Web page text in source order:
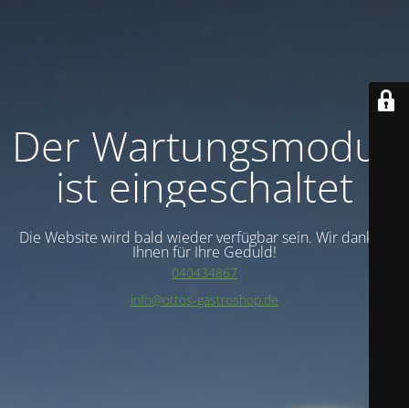
Der Wartungsmodus
ist eingeschaltet
Die Website wird bald wieder verfügbar sein. Wir danken
Ihnen für Ihre Geduld!
040434867
info@ottos-gastroshop.de